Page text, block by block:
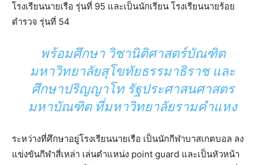
โรงเรียนนายเรือ รุ่นที่ 95 และเป็นนักเรียน โรงเรียนนายร้อย
ตำรวจ รุ่นที่ 54
พร้อมศึกษา วิชานิติศาสตร์บัณฑิต
มหาวิทยาลัยสุโขทัยธรรมาธิราช และ
ศึกษาปริญญาโท รัฐประศาสนศาสตร
มหาบัณฑิต ที่มหาวิทยาลัยรามคำแหง
ระหว่างที่ศึกษาอยู่โรงเรียนนายเรือ เป็นนักกีฬาบาสเกตบอล ลง
แข่งขันกีฬาสี่เหล่า เล่นตำแหน่ง point guard และเป็นหัวหน้า